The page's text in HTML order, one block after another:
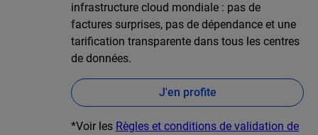
infrastructure cloud mondiale : pas de
factures surprises, pas de dépendance et une
tarification transparente dans tous les centres
de données.
J'en profite
*Voir les Règles et conditions de validation de